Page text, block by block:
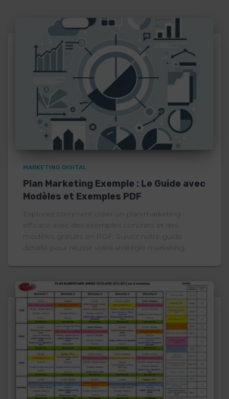
MARKETING DIGITAL
Plan Marketing Exemple : Le Guide avec
Modèles et Exemples PDF
Explorez comment créer un plan marketing
efficace avec des exemples concrets et des
modèles gratuits en PDF. Suivez notre guide
détaillé pour réussir votre stratégie marketing.